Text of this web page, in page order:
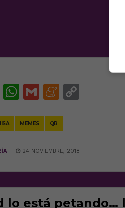
Twitter
WhatsApp
GmailMeneame
MEMES QR
24 NOVIEMBRE, 2018
lo está petando…